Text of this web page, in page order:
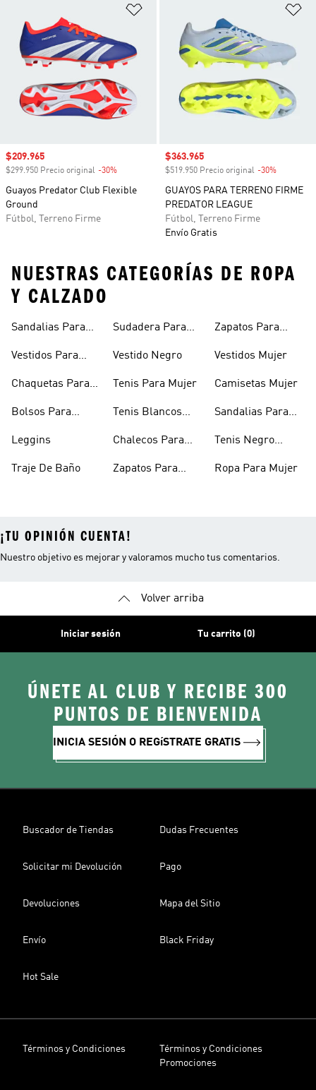
Precio de venta
$209.965
$299.950 Precio original -30%
Guayos Predator Club Flexible
Ground
Fútbol, Terreno Firme
Precio de venta
$363.965
$519.950 Precio original -30%
GUAYOS PARA TERRENO FIRME
PREDATOR LEAGUE
Fútbol, Terreno Firme
Envío Gratis
NUESTRAS CATEGORÍAS DE ROPA
Y CALZADO
Sandalias Para
Vestidos Para
Chaquetas Para
Bolsos Para
Leggins
Traje De Baño
Sudadera Para
Vestido Negro
Tenis Para Mujer
Tenis Blancos
Chalecos Para
Zapatos Para
Zapatos Para
Vestidos Mujer
Camisetas Mujer
Sandalias Para
Tenis Negro
Ropa Para Mujer
¡TU OPINIÓN CUENTA!
Nuestro objetivo es mejorar y valoramos mucho tus comentarios.
Volver arriba
Iniciar sesión Tu carrito (0)
ÚNETE AL CLUB Y RECIBE 300
PUNTOS DE BIENVENIDA
INICIA SESIÓN O REGíSTRATE GRATIS
Buscador de Tiendas Dudas Frecuentes
Solicitar mi Devolución Pago
Devoluciones Mapa del Sitio
Envío Black Friday
Hot Sale
Términos y Condiciones
Términos y Condiciones
Promociones